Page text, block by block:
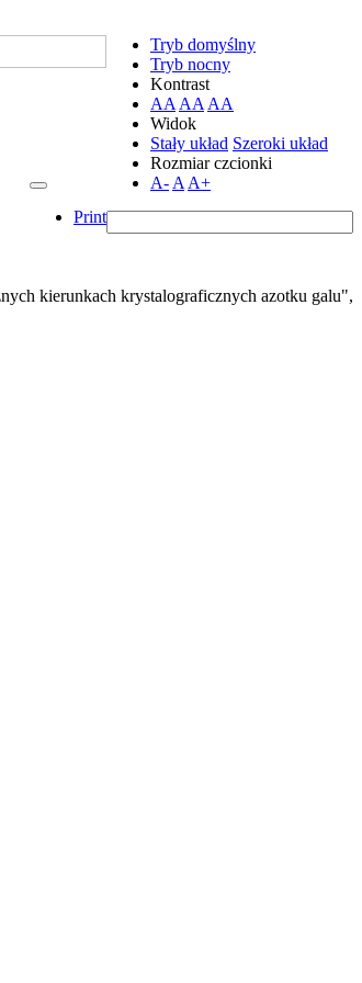
Tryb domyślny
Tryb nocny
Kontrast
AA AA AA
Widok
Stały układ Szeroki układ
Rozmiar czcionki
A- A A+
Print
kierunkach krystalograficznych azotku galu",